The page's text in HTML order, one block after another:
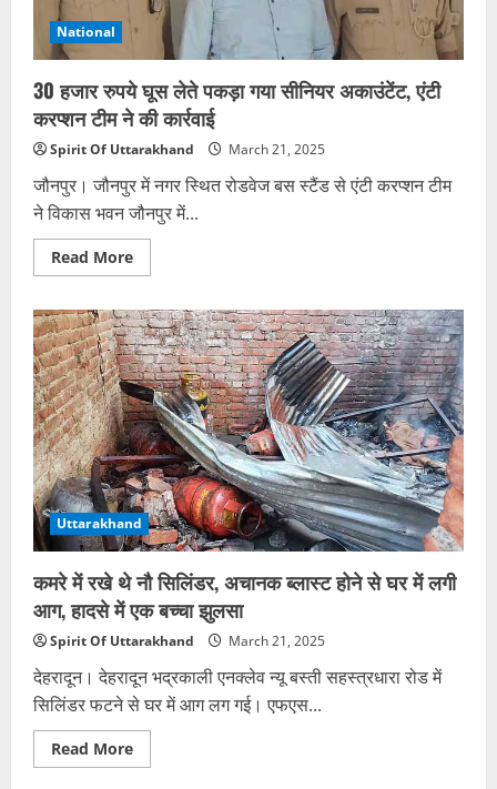
National
30 हजार रुपये घूस लेते पकड़ा गया सीनियर अकाउंटेंट, एंटी
करप्शन टीम ने की कार्रवाई
Spirit Of Uttarakhand March 21, 2025
जौनपुर। जौनपुर में नगर स्थित रोडवेज बस स्टैंड से एंटी करप्शन टीम
ने विकास भवन जौनपुर में...
Read MoreRead
more
हजार
रुपये
घूस
लेते
पकड़ा
गया
सीनियर
अकाउंटेंट,
एंटी
करप्शन
टीम
ने
की
कार्रवाई
Uttarakhand
कमरे में रखे थे नौ सिलिंडर, अचानक ब्लास्ट होने से घर में लगी
आग, हादसे में एक बच्चा झुलसा
Spirit Of Uttarakhand March 21, 2025
देहरादून। देहरादून भद्रकाली एनक्लेव न्यू बस्ती सहस्त्रधारा रोड में
सिलिंडर फटने से घर में आग लग गई। एफएस...
Read MoreRead
more